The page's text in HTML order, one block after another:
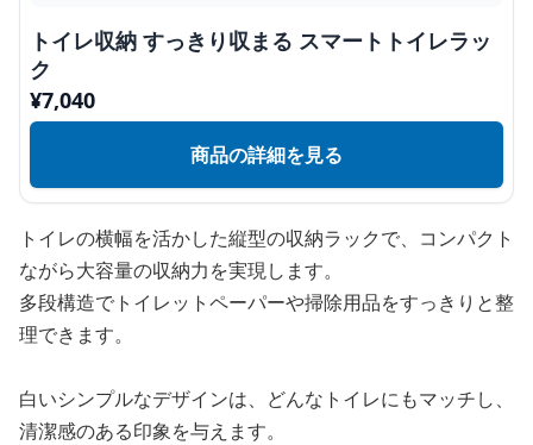
トイレ収納 すっきり収まる スマートトイレラッ
ク
¥7,040
商品の詳細を見る
トイレの横幅を活かした縦型の収納ラックで、コンパクト
ながら大容量の収納力を実現します。
多段構造でトイレットペーパーや掃除用品をすっきりと整
理できます。
白いシンプルなデザインは、どんなトイレにもマッチし、
清潔感のある印象を与えます。